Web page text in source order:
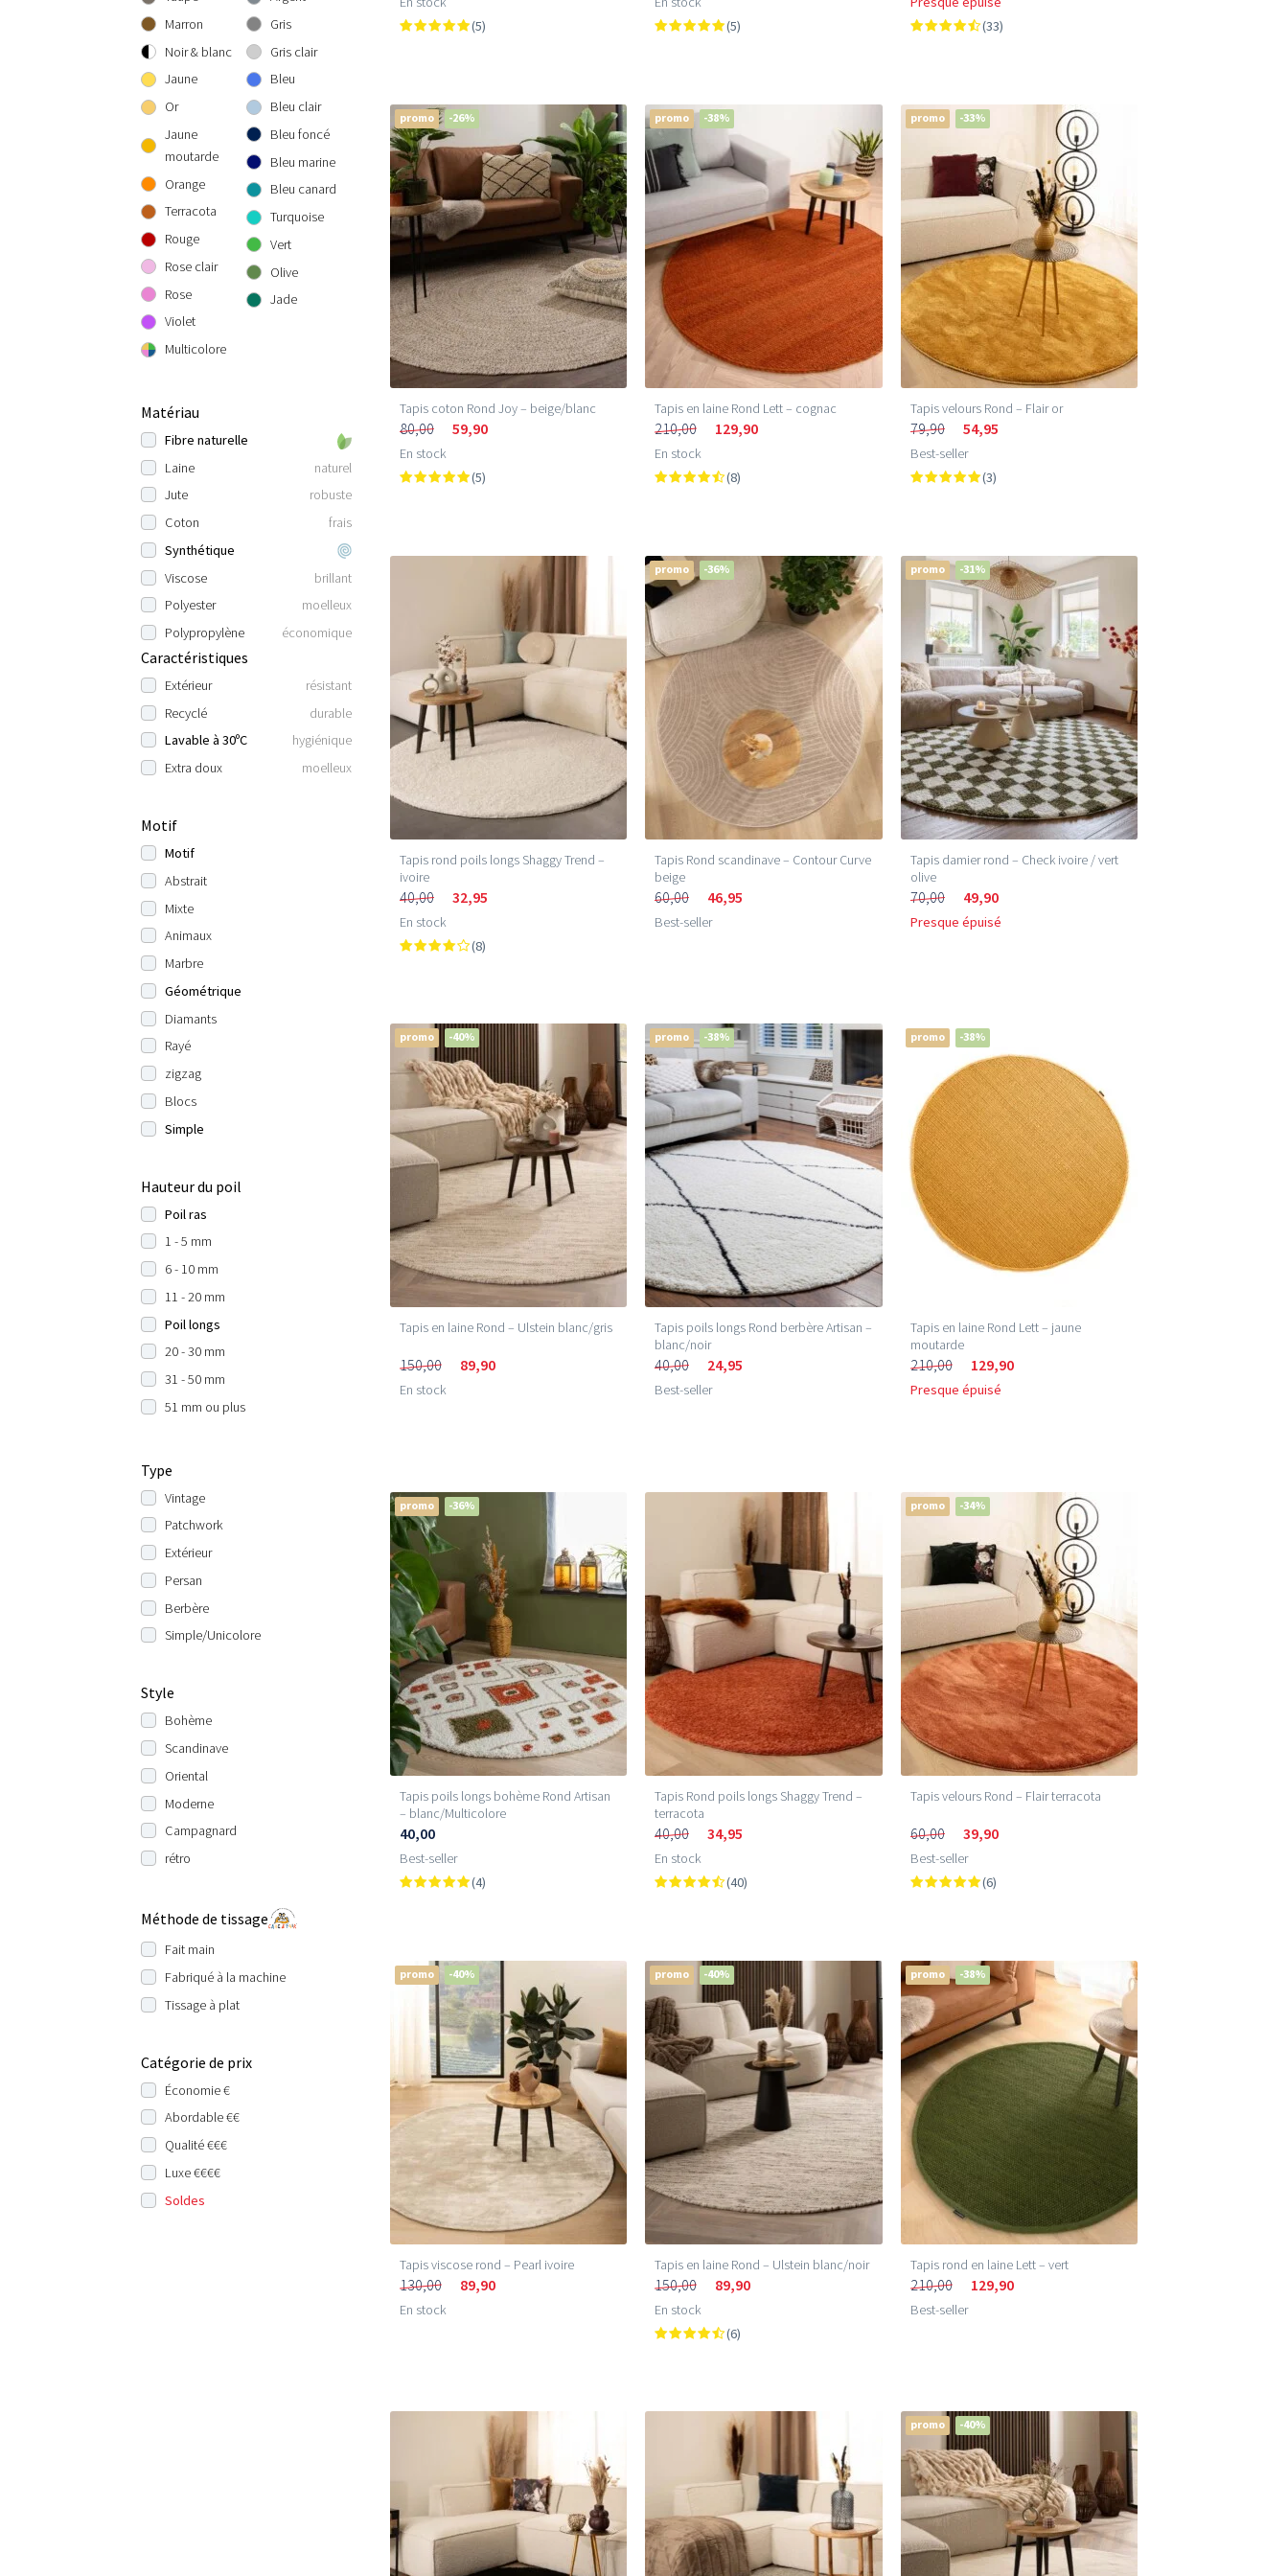
200x290 cm
240x340 cm
300x400 cm
Marron
Noir & blanc
Jaune
Or
Jaune
moutarde
Orange
Terracota
Rouge
Rose clair
Rose
Violet
Multicolore
Gris
Gris clair
Bleu
Bleu clair
Bleu foncé
Bleu marine
Bleu canard
Turquoise
Vert
Olive
Jade
Matériau
Fibre naturelle
Laine
naturel
Jute
robuste
Coton
frais
Synthétique
Viscose
brillant
Polyester
moelleux
Polypropylène
économique
Caractéristiques
Extérieur
résistant
Recyclé
durable
Lavable à 30ºC
hygiénique
Extra doux
moelleux
Motif
Motif
Abstrait
Mixte
Animaux
Marbre
Géométrique
Diamants
Rayé
zigzag
Blocs
Simple
Hauteur du poil
Poil ras
1 - 5 mm
6 - 10 mm
11 - 20 mm
Poil longs
20 - 30 mm
31 - 50 mm
51 mm ou plus
Type
Vintage
Patchwork
Extérieur
Persan
Berbère
Simple/Unicolore
Style
Bohème
Scandinave
Oriental
Moderne
Campagnard
rétro
Méthode de tissage
Fait main
Fabriqué à la machine
Tissage à plat
Catégorie de prix
Économie €
Abordable €€
Qualité €€€
Luxe €€€€
Soldes
(5)
(5)
(33)
promo -26%
Tapis coton Rond Joy – beige/blanc
80,00 59,90
En stock
(5)
promo -38%
Tapis en laine Rond Lett – cognac
210,00 129,90
En stock
(8)
promo -33%
Tapis velours Rond – Flair or
79,90 54,95
Best-seller
(3)
Tapis rond poils longs Shaggy Trend –
ivoire
40,00 32,95
En stock
(8)
promo -36%
Tapis Rond scandinave – Contour Curve
beige
60,00 46,95
Best-seller
promo -31%
Tapis damier rond – Check ivoire / vert
olive
70,00 49,90
Presque épuisé
promo -40%
Tapis en laine Rond – Ulstein blanc/gris
150,00 89,90
En stock
promo -38%
Tapis poils longs Rond berbère Artisan –
blanc/noir
40,00 24,95
Best-seller
promo -38%
Tapis en laine Rond Lett – jaune
moutarde
210,00 129,90
Presque épuisé
promo -36%
Tapis poils longs bohème Rond Artisan
– blanc/Multicolore
40,00
Best-seller
(4)
Tapis Rond poils longs Shaggy Trend –
terracota
40,00 34,95
En stock
(40)
promo -34%
Tapis velours Rond – Flair terracota
60,00 39,90
Best-seller
(6)
promo -40%
Tapis viscose rond – Pearl ivoire
130,00 89,90
En stock
promo -40%
Tapis en laine Rond – Ulstein blanc/noir
150,00 89,90
En stock
(6)
promo -38%
Tapis rond en laine Lett – vert
210,00 129,90
Best-seller
promo -40%